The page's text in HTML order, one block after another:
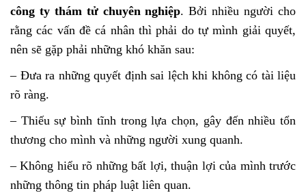
công ty thám tử chuyên nghiệp. Bởi nhiều người cho
rằng các vấn đề cá nhân thì phải do tự mình giải quyết,
nên sẽ gặp phải những khó khăn sau:
– Đưa ra những quyết định sai lệch khi không có tài liệu
rõ ràng.
– Thiếu sự bình tĩnh trong lựa chọn, gây đến nhiều tổn
thương cho mình và những người xung quanh.
– Không hiểu rõ những bất lợi, thuận lợi của mình trước
những thông tin pháp luật liên quan.